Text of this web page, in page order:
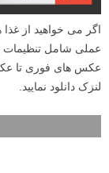
اگر می خواهید از
عملی شامل تنظیمات
عکس های فوری تا
لنزک دانلود نمایید.